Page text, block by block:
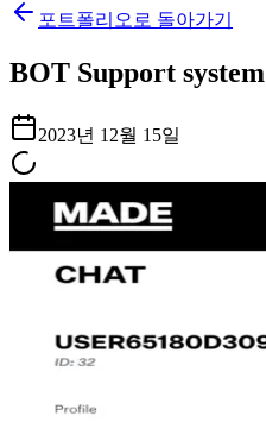
포트폴리오로 돌아가기
BOT Support system
2023년 12월 15일